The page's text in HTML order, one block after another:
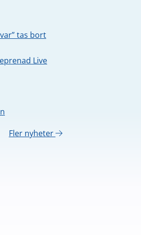
tas bort
Live
Fler nyheter